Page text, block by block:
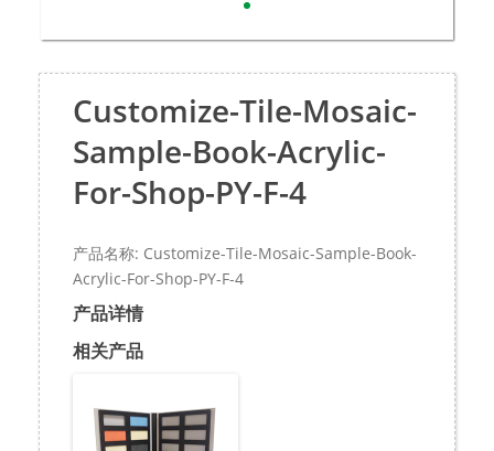
Customize-Tile-Mosaic-
Sample-Book-Acrylic-
For-Shop-PY-F-4
产品名称: Customize-Tile-Mosaic-Sample-Book-
Acrylic-For-Shop-PY-F-4
产品详情
相关产品